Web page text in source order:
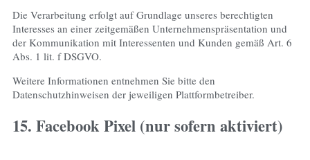
Die Verarbeitung erfolgt auf Grundlage unseres berechtigten
Interesses an einer zeitgemäßen Unternehmenspräsentation und
der Kommunikation mit Interessenten und Kunden gemäß Art. 6
Abs. 1 lit. f DSGVO.
Weitere Informationen entnehmen Sie bitte den
Datenschutzhinweisen der jeweiligen Plattformbetreiber.
15. Facebook Pixel (nur sofern aktiviert)